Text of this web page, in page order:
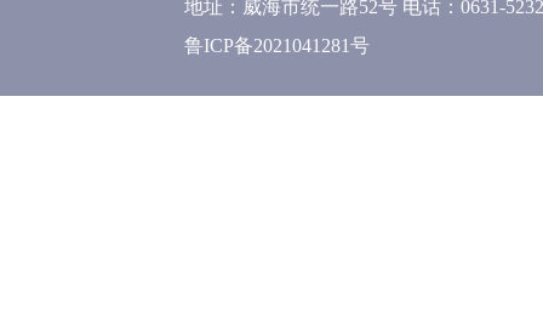
地址：威海市统一路52号 电话：0631-
鲁ICP备2021041281号